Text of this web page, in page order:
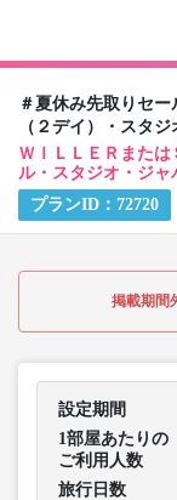
＃夏休み先取りセ
（２デイ）・スタ
ＷＩＬＬＥＲまた
ル・スタジオ・ジャ
プランID： 72720
掲載期間
設定期間
1部屋あたりの
ご利用人数
旅行日数